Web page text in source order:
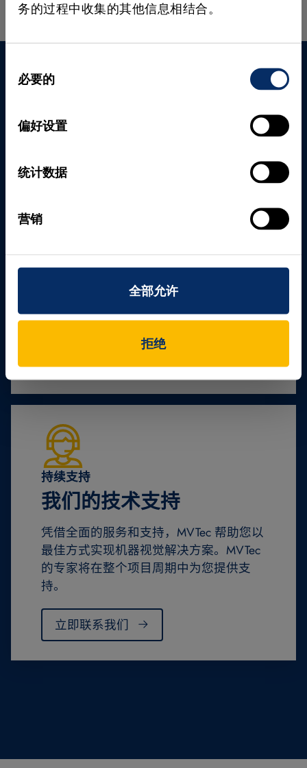
务的过程中收集的其他信息相结合。
必要的
偏好设置
统计数据
营销
全部允许
拒绝
我们的团队 随时为您服务。
量身定制
个性化应用解决方案
我们很乐意为您提供咨询，帮助您选择最
适合的技术。我们将共同开发个性化解决
方案，并优化您的操作流程。
持续支持
我们的技术支持
凭借全面的服务和支持，MVTec 帮助您以
最佳方式实现机器视觉解决方案。MVTec
的专家将在整个项目周期中为您提供支
持。
立即联系我们